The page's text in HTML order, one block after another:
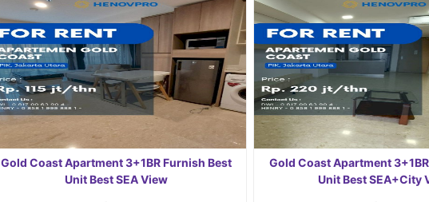
Gold Coast Apartment 3+1BR Furnish Best
Unit Best SEA View
Gold Coast Apartment
Unit Best SEA+City